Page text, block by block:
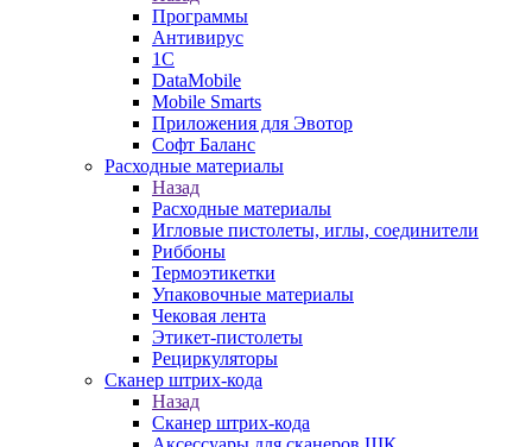
Программы
Антивирус
1С
DataMobile
Mobile Smarts
Приложения для Эвотор
Софт Баланс
Расходные материалы
Назад
Расходные материалы
Игловые пистолеты, иглы, соединители
Риббоны
Термоэтикетки
Упаковочные материалы
Чековая лента
Этикет-пистолеты
Рециркуляторы
Сканер штрих-кода
Назад
Сканер штрих-кода